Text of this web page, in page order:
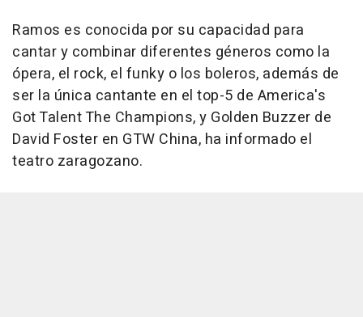
Ramos es conocida por su capacidad para
cantar y combinar diferentes géneros como la
ópera, el rock, el funky o los boleros, además de
ser la única cantante en el top-5 de America's
Got Talent The Champions, y Golden Buzzer de
David Foster en GTW China, ha informado el
teatro zaragozano.